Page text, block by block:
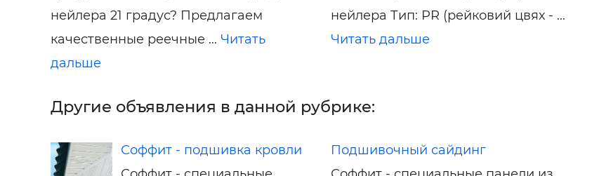
нейлера 21 градус? Предлагаем
качественные реечные ... Читать
дальше
нейлера Тип: PR (рейковий цвях - ...
Читать дальше
Другие объявления в данной рубрике:
Соффит - подшивка кровли
Подшивочный сайдинг